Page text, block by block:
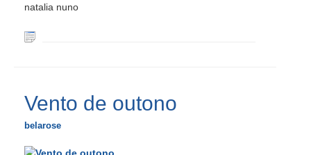
natalia nuno
Vento de outono
belarose